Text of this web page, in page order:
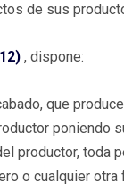
de sus
, dispone:
que
poniendo
productor, toda
o cualquier